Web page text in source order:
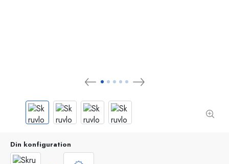
Din konfiguration